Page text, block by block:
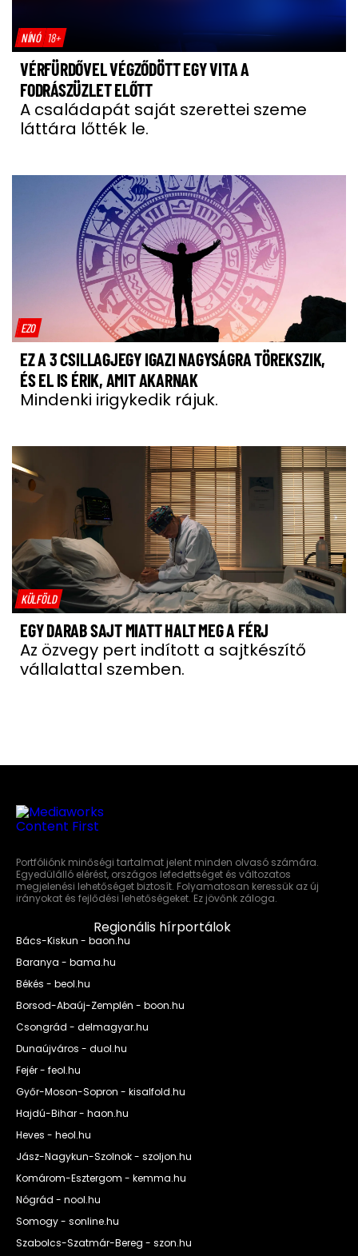
NÍNÓ 18+
VÉRFÜRDŐVEL VÉGZŐDÖTT EGY VITA A
FODRÁSZÜZLET ELŐTT
A családapát saját szerettei szeme
láttára lőtték le.
EZO
EZ A 3 CSILLAGJEGY IGAZI NAGYSÁGRA TÖREKSZIK,
ÉS EL IS ÉRIK, AMIT AKARNAK
Mindenki irigykedik rájuk.
KÜLFÖLD
EGY DARAB SAJT MIATT HALT MEG A FÉRJ
Az özvegy pert indított a sajtkészítő
vállalattal szemben.
Portfóliónk minőségi tartalmat jelent minden olvasó számára.
Egyedülálló elérést, országos lefedettséget és változatos
megjelenési lehetőséget biztosít. Folyamatosan keressük az új
irányokat és fejlődési lehetőségeket. Ez jövőnk záloga.
Regionális hírportálok
Bács-Kiskun - baon.hu
Baranya - bama.hu
Békés - beol.hu
Borsod-Abaúj-Zemplén - boon.hu
Csongrád - delmagyar.hu
Dunaújváros - duol.hu
Fejér - feol.hu
Győr-Moson-Sopron - kisalfold.hu
Hajdú-Bihar - haon.hu
Heves - heol.hu
Jász-Nagykun-Szolnok - szoljon.hu
Komárom-Esztergom - kemma.hu
Nógrád - nool.hu
Somogy - sonline.hu
Szabolcs-Szatmár-Bereg - szon.hu